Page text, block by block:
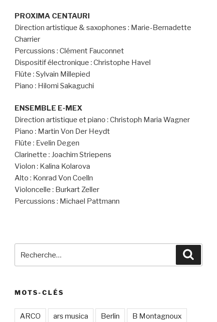
PROXIMA CENTAURI
Direction artistique & saxophones : Marie-Bernadette
Charrier
Percussions : Clément Fauconnet
Dispositif électronique : Christophe Havel
Flûte : Sylvain Millepied
Piano : Hilomi Sakaguchi
ENSEMBLE E-MEX
Direction artistique et piano : Christoph Maria Wagner
Piano : Martin Von Der Heydt
Flûte : Evelin Degen
Clarinette : Joachim Striepens
Violon : Kalina Kolarova
Alto : Konrad Von Coelln
Violoncelle : Burkart Zeller
Percussions : Michael Pattmann
pour
MOTS-CLÉS
ARCO ars musica Berlin B Montagnoux